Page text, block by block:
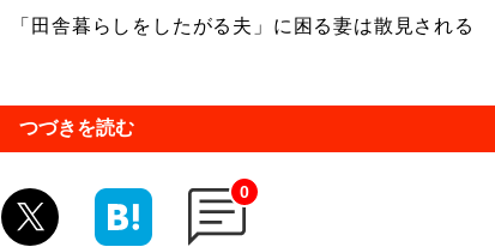
田舎暮らしをしたがる夫」に困る妻は散見される
つづきを読む
0